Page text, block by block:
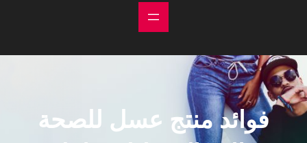
فوائد منتج عسل للصحة